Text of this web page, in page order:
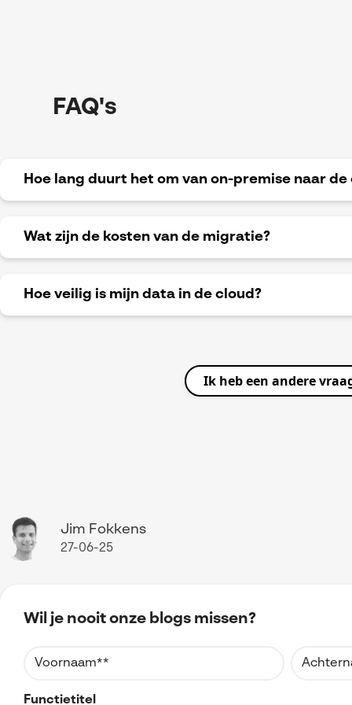
FAQ's
Hoe lang duurt het om van on-premise naar
De duur van de migratie is afhankelijk van de
zorgen voor een efficiënte migratie die de
Gemiddeld duurt een migratie enkele weken tot
Wat zijn de kosten van de migratie?
De kosten variëren op basis van de omvang van je IT-
cloudoplossing. Bij Visiativ bieden we
Hoe veilig is mijn data in de cloud?
Cloudproviders investeren zwaar in de beveiliging
zorgt ervoor dat je data optimaal beveiligd is door
Ik heb een andere
Jim Fokkens
27-06-25
Wil je nooit onze blogs missen?
Functietitel